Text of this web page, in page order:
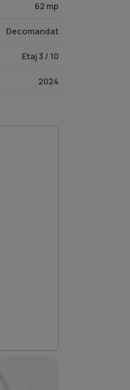
62 mp
Decomandat
Etaj 3 / 10
2024